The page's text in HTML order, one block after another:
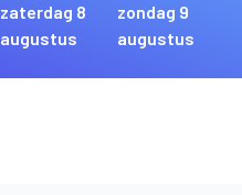
zaterdag 8
augustus
zondag 9
augustus